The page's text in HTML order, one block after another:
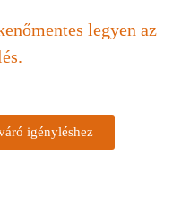
legyen az
igényléshez